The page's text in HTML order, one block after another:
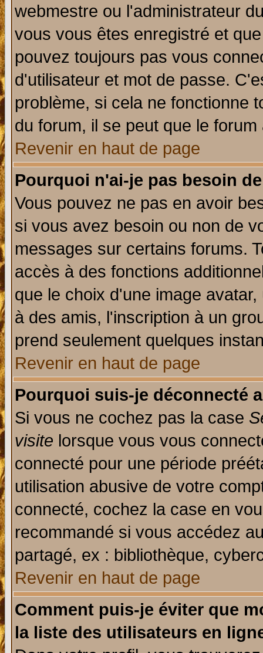
webmestre ou l'administrateur
vous vous êtes enregistré et
pouvez toujours pas vous
d'utilisateur et mot de passe.
problème, si cela ne fonctionne
du forum, il se peut que le
Revenir en haut de page
Pourquoi n'ai-je pas besoin
Vous pouvez ne pas en avoir
si vous avez besoin ou non de
messages sur certains forums.
accès à des fonctions
que le choix d'une image
à des amis, l'inscription à un
prend seulement quelques
Revenir en haut de page
Pourquoi suis-je déconnecté
Si vous ne cochez pas la case
visite lorsque vous vous
connecté pour une période
utilisation abusive de votre
connecté, cochez la case en
recommandé si vous accédez
partagé, ex : bibliothèque,
Revenir en haut de page
Comment puis-je éviter que
la liste des utilisateurs en